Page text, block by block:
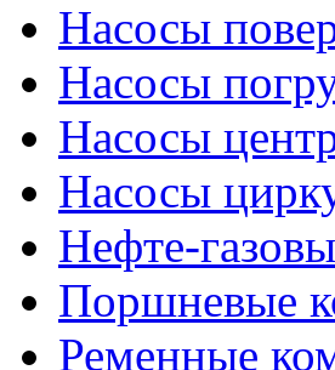
Насосы
Насосы
Насосы
Насосы
Нефте-
Поршневые
Ременные